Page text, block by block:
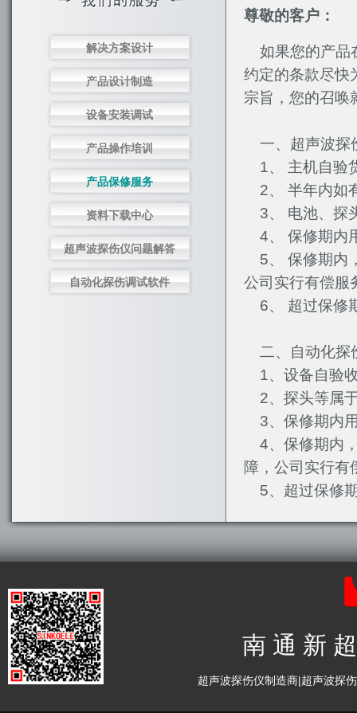
解决方案设计
产品设计制造
设备安装调试
产品操作培训
产品保修服务
资料下载中心
超声波探伤仪问题解答
自动化探伤调试软件
尊敬的客户：
如果您的产品
约定的条款尽快
宗旨，您的召唤
一、超声波探
1、 主机自验
2、 半年内如
3、 电池、探
4、 保修期内
5、 保修期内
公司实行有偿服
6、 超过保修
二、自动化探
1、设备自验
2、探头等属
3、保修期内
4、保修期内
障，公司实行有
5、超过保修
南 通 新
超声波探伤仪制造商|超声波探